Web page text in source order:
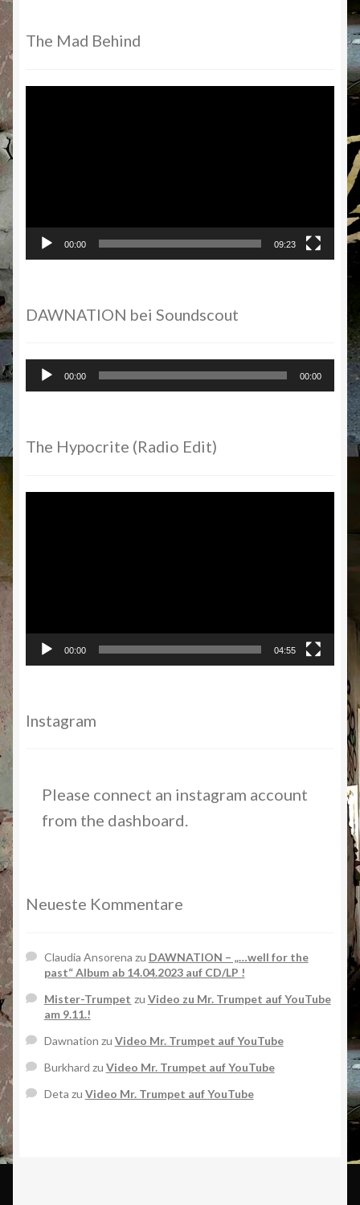
The Mad Behind
00:00 09:23
DAWNATION bei Soundscout
Audio-
Player
00:00 00:00
The Hypocrite (Radio Edit)
00:00 04:55
Instagram
Please connect an instagram account
from the dashboard.
Neueste Kommentare
Claudia Ansorena zu DAWNATION – „…well for the
past“ Album ab 14.04.2023 auf CD/LP !
Mister-Trumpet zu Video zu Mr. Trumpet auf YouTube
am 9.11.!
Dawnation zu Video Mr. Trumpet auf YouTube
Burkhard zu Video Mr. Trumpet auf YouTube
Deta zu Video Mr. Trumpet auf YouTube